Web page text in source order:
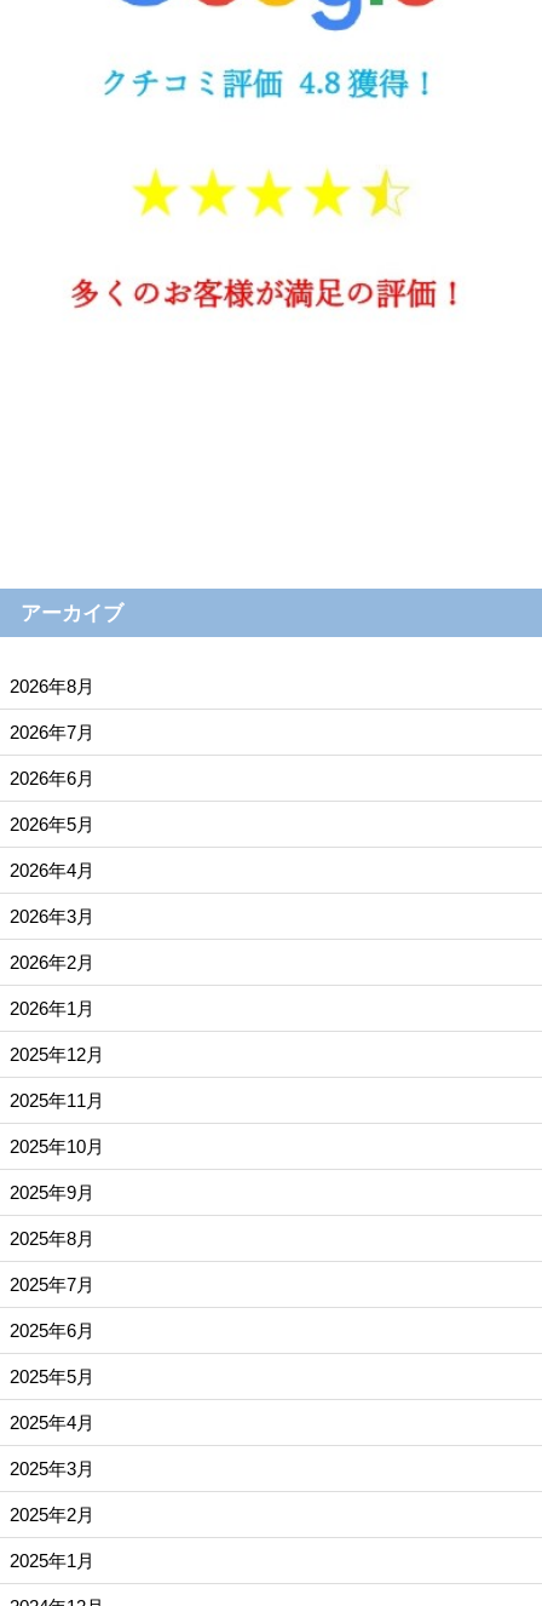
アーカイブ
2026年8月
2026年7月
2026年6月
2026年5月
2026年4月
2026年3月
2026年2月
2026年1月
2025年12月
2025年11月
2025年10月
2025年9月
2025年8月
2025年7月
2025年6月
2025年5月
2025年4月
2025年3月
2025年2月
2025年1月